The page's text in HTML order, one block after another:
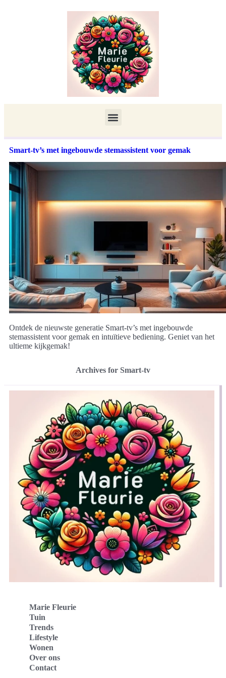
Smart-tv’s met ingebouwde stemassistent voor gemak
Ontdek de nieuwste generatie Smart-tv’s met ingebouwde
stemassistent voor gemak en intuïtieve bediening. Geniet van het
ultieme kijkgemak!
Archives for Smart-tv
Marie Fleurie
Tuin
Trends
Lifestyle
Wonen
Over ons
Contact